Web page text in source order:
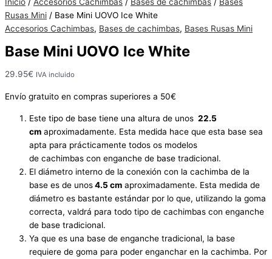
Rusas Mini / Base Mini UOVO Ice White
Accesorios Cachimbas, Bases de cachimbas, Bases Rusas Mini
Base Mini UOVO Ice White
29.95€ IVA incluido
Envío gratuito en compras superiores a 50€
Este tipo de base tiene una altura de unos 22.5
cm aproximadamente. Esta medida hace que esta base sea
apta para prácticamente todos os modelos
de cachimbas con enganche de base tradicional.
El diámetro interno de la conexión con la cachimba de la
base es de unos4.5 cm aproximadamente. Esta medida de
diámetro es bastante estándar por lo que, utilizando la goma
correcta, valdrá para todo tipo de cachimbas con enganche
de base tradicional.
Ya que es una base de enganche tradicional, la base
requiere de goma para poder enganchar en la cachimba. Por